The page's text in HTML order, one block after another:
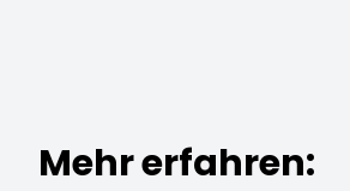
Mehr erfahren: